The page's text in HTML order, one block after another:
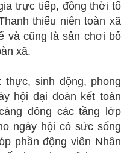
trực tiếp, đồng thời tổ
thiếu niên toàn xã
và cũng là sân chơi bổ
xã.
sinh động, phong
hội đại đoàn kết toàn
đông các tầng lớp
ngày hội có sức sống
phần động viên Nhân